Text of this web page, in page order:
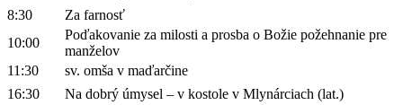
8:30
Za farnosť
10:00
Poďakovanie za milosti a prosba o Božie požehnanie pre
manželov
11:30
sv. omša v maďarčine
16:30
Na dobrý úmysel – v kostole v Mlynárciach (lat.)